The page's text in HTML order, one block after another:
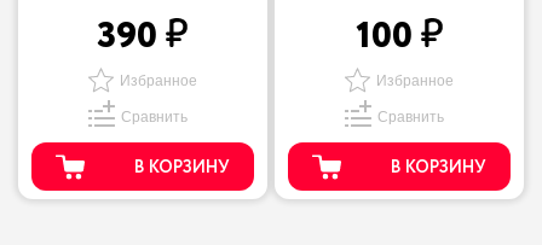
390
Избранное
Сравнить
В КОРЗИНУ
100
Избранное
Сравнить
В КОРЗИНУ